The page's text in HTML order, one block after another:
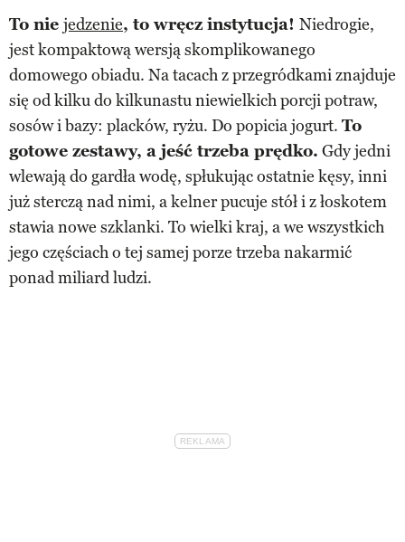
To nie jedzenie, to wręcz instytucja! Niedrogie,
jest kompaktową wersją skomplikowanego
domowego obiadu. Na tacach z przegródkami znajduje
się od kilku do kilkunastu niewielkich porcji potraw,
sosów i bazy: placków, ryżu. Do popicia jogurt. To
gotowe zestawy, a jeść trzeba prędko. Gdy jedni
wlewają do gardła wodę, spłukując ostatnie kęsy, inni
już sterczą nad nimi, a kelner pucuje stół i z łoskotem
stawia nowe szklanki. To wielki kraj, a we wszystkich
jego częściach o tej samej porze trzeba nakarmić
ponad miliard ludzi.